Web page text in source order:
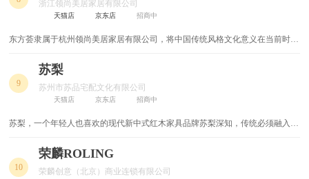
简易实木床
简欧家具 简欧浴室柜
电动床
全屋快装 学生桌椅
床头桌
浙江领尚美居家居有限公司
天猫店 京东店 招商中
东方荟隶属于杭州领尚美居家居有限公司，将中国传统风格文化意义在当前时代
素堆砌，而是通过对传统文化的认识，将现代元素和传统元素结合在一起，以现
代人的审美需求来打造富有传统韵味的事物，让传统艺术在当今社会的到合适体
现
9
苏梨
苏州市苏品宅配文化有限公司
天猫店 京东店 招商中
苏梨，一个年轻人也喜欢的现代新中式红木家具品牌苏梨深知，传统必须融入到
生。所以，苏梨自品牌创立伊始，便以为年轻人打造红木家具为使命。在深度继
承传统家具经典和苏作工艺精髓的...
10
荣麟ROLING
荣麟创意（北京）商业连锁有限公司